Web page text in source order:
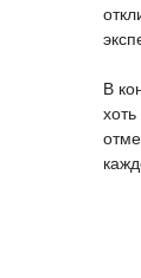
В